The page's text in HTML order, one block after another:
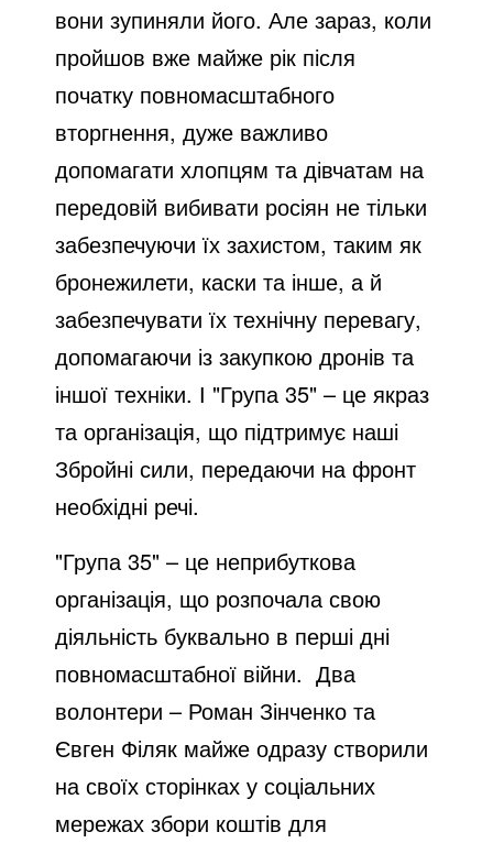
вони зупиняли його. Але зараз, коли
пройшов вже майже рік після
початку повномасштабного
вторгнення, дуже важливо
допомагати хлопцям та дівчатам на
передовій вибивати росіян не тільки
забезпечуючи їх захистом, таким як
бронежилети, каски та інше, а й
забезпечувати їх технічну перевагу,
допомагаючи із закупкою дронів та
іншої техніки. І "Група 35" – це якраз
та організація, що підтримує наші
Збройні сили, передаючи на фронт
необхідні речі.
"Група 35" – це неприбуткова
організація, що розпочала свою
діяльність буквально в перші дні
повномасштабної війни. Два
волонтери – Роман Зінченко та
Євген Філяк майже одразу створили
на своїх сторінках у соціальних
мережах збори коштів для